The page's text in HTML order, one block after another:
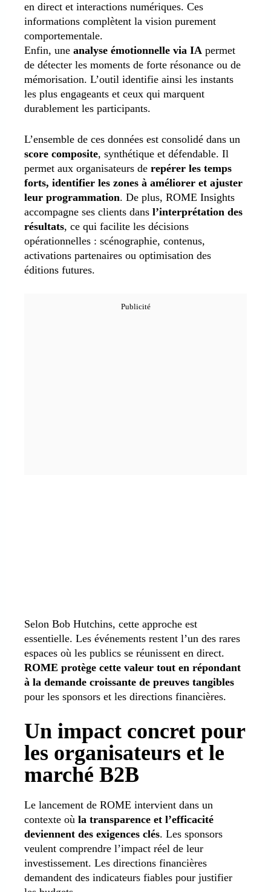
en direct et interactions numériques. Ces
informations complètent la vision purement
comportementale.
Enfin, une analyse émotionnelle via IA permet
de détecter les moments de forte résonance ou de
mémorisation. L’outil identifie ainsi les instants
les plus engageants et ceux qui marquent
durablement les participants.
L’ensemble de ces données est consolidé dans un
score composite, synthétique et défendable. Il
permet aux organisateurs de repérer les temps
forts, identifier les zones à améliorer et ajuster
leur programmation. De plus, ROME Insights
accompagne ses clients dans l’interprétation des
résultats, ce qui facilite les décisions
opérationnelles : scénographie, contenus,
activations partenaires ou optimisation des
éditions futures.
Selon Bob Hutchins, cette approche est
essentielle. Les événements restent l’un des rares
espaces où les publics se réunissent en direct.
ROME protège cette valeur tout en répondant
à la demande croissante de preuves tangibles
pour les sponsors et les directions financières.
Un impact concret pour
les organisateurs et le
marché B2B
Le lancement de ROME intervient dans un
contexte où la transparence et l’efficacité
deviennent des exigences clés. Les sponsors
veulent comprendre l’impact réel de leur
investissement. Les directions financières
demandent des indicateurs fiables pour justifier